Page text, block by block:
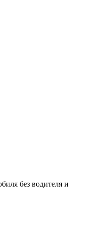
без водителя и